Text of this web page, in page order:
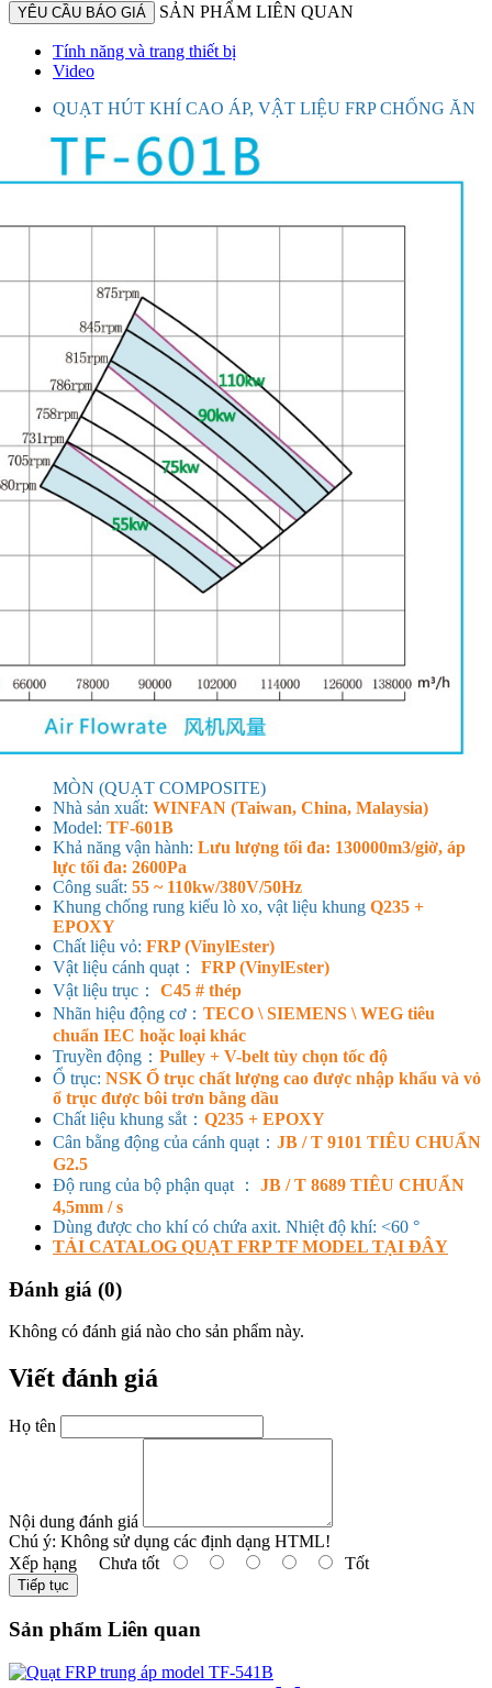
YÊU CẦU BÁO GIÁ SẢN PHẨM LIÊN QUAN
Tính năng và trang thiết bị
Video
QUẠT HÚT KHÍ CAO ÁP, VẬT LIỆU FRP CHỐNG ĂN
MÒN (QUẠT COMPOSITE)
Nhà sản xuất: WINFAN (Taiwan, China, Malaysia)
Model: TF-601B
Khả năng vận hành: Lưu lượng tối đa: 130000m3/giờ, áp
lực tối đa: 2600Pa
Công suất: 55 ~ 110kw/380V/50Hz
Khung chống rung kiểu lò xo, vật liệu khung Q235 +
EPOXY
Chất liệu vỏ: FRP (VinylEster)
Vật liệu cánh quạt： FRP (VinylEster)
Vật liệu trục： C45 # thép
Nhãn hiệu động cơ： TECO \ SIEMENS \ WEG tiêu
chuẩn IEC hoặc loại khác
Truyền động： Pulley + V-belt tùy chọn tốc độ
Ổ trục: NSK Ổ trục chất lượng cao được nhập khẩu và vỏ
ổ trục được bôi trơn bằng dầu
Chất liệu khung sắt： Q235 + EPOXY
Cân bằng động của cánh quạt： JB / T 9101 TIÊU CHUẨN
G2.5
Độ rung của bộ phận quạt ： JB / T 8689 TIÊU CHUẨN
4,5mm / s
Dùng được cho khí có chứa axit. Nhiệt độ khí: <60 °
TẢI CATALOG QUẠT FRP TF MODEL TẠI ĐÂY
Đánh giá (0)
Không có đánh giá nào cho sản phẩm này.
Viết đánh giá
Họ tên
Nội dung đánh giá
Chú ý: Không sử dụng các định dạng HTML!
Xếp hạng Chưa tốt Tốt
Tiếp tục
Sản phẩm Liên quan